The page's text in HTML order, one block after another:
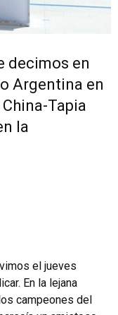
decimos en
Argentina en
Tapia
la
el jueves
En la lejana
campeones del